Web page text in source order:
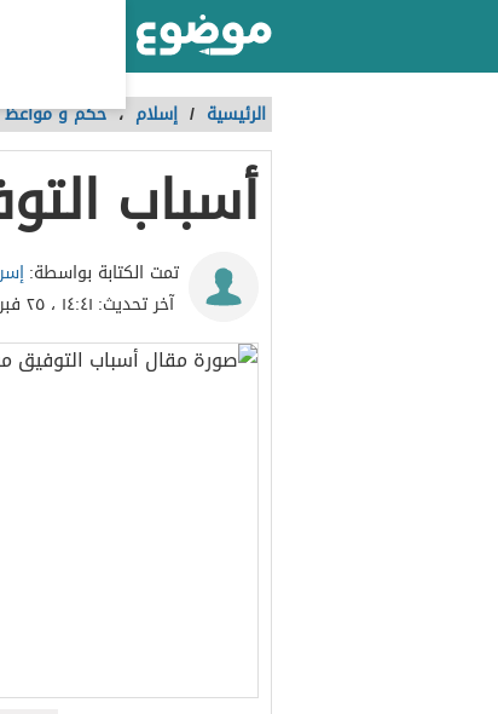
الرئيسية / إسلام ،حكم و مواعظ
أسباب
تمت الكتابة بواسطة:
آخر تحديث: ١٤:٤١ ، ٢٥ فبراير ٢٠١٩